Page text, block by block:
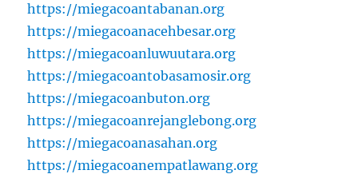
https://miegacoantabanan.org
https://miegacoanacehbesar.org
https://miegacoanluwuutara.org
https://miegacoantobasamosir.org
https://miegacoanbuton.org
https://miegacoanrejanglebong.org
https://miegacoanasahan.org
https://miegacoanempatlawang.org